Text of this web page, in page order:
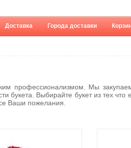
Доставка Города доставки
профессионализмом. Мы
букета. Выбирайте букет из тех
Ваши пожелания.